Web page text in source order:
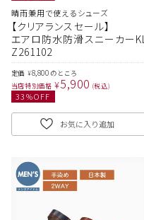
晴雨兼用で使えるシューズ
【クリアランスセール】
エアロ防水防滑スニーカーKL
Z261102
定価 ¥8,800 のところ
当店特別価格 ¥5,900 税込
33%OFF
お気に入り追加